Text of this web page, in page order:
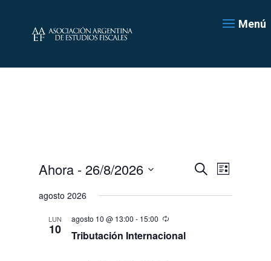
Menú
Navegación
de
búsqueda
de
de
Lista
Ahora - 26/8/2026
fecha.
agosto 2026
LUN
10
agosto 10 @ 13:00 - 15:00
Tributación Internacional